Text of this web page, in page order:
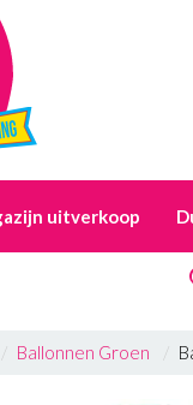
uitverkoop
Ballonnen Groen